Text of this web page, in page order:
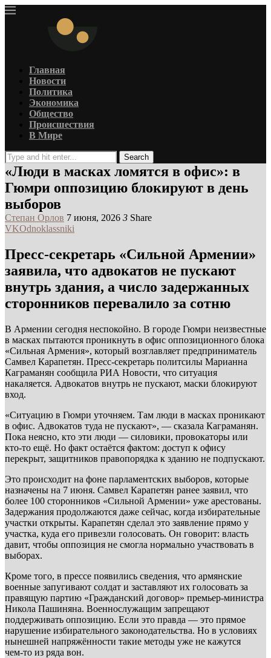
Главная
Новости
Политика
Экономика
Общество
Происшествия
В Мире
Search
«Люди в масках ломятся в офис»: в
Гюмри оппозицию блокируют в день
выборов
Степан Орлов 7 июня, 2026 3 Share
VKOdnoklassniki
Пресс-секретарь «Сильной Армении»
заявила, что адвокатов не пускают
внутрь здания, а число задержанных
сторонников перевалило за сотню
В Армении сегодня неспокойно. В городе Гюмри неизвестные
в масках пытаются проникнуть в офис оппозиционного блока
«Сильная Армения», который возглавляет предприниматель
Самвел Карапетян. Пресс-секретарь политсилы Марианна
Каграманян сообщила РИА Новости, что ситуация
накаляется. Адвокатов внутрь не пускают, маски блокируют
вход.
«Ситуацию в Гюмри уточняем. Там люди в масках проникают
в офис. Адвокатов туда не пускают», — сказала Каграманян.
Пока неясно, кто эти люди — силовики, провокаторы или
кто‑то ещё. Но факт остаётся фактом: доступ к офису
перекрыт, защитников правопорядка к зданию не подпускают.
Это происходит на фоне парламентских выборов, которые
назначены на 7 июня. Самвел Карапетян ранее заявил, что
более 100 сторонников «Сильной Армении» уже арестованы.
Задержания продолжаются даже сейчас, когда избирательные
участки открыты. Карапетян сделал это заявление прямо у
участка, куда его привезли голосовать. Он говорит: власть
давит, чтобы оппозиция не смогла нормально участвовать в
выборах.
Кроме того, в прессе появились сведения, что армянские
военные запугивают солдат и заставляют их голосовать за
правящую партию «Гражданский договор» премьер-министра
Никола Пашиняна. Военнослужащим запрещают
поддерживать оппозицию. Если это правда — это прямое
нарушение избирательного законодательства. Но в условиях
нынешней напряжённости такие методы уже не кажутся
чем‑то из ряда вон.